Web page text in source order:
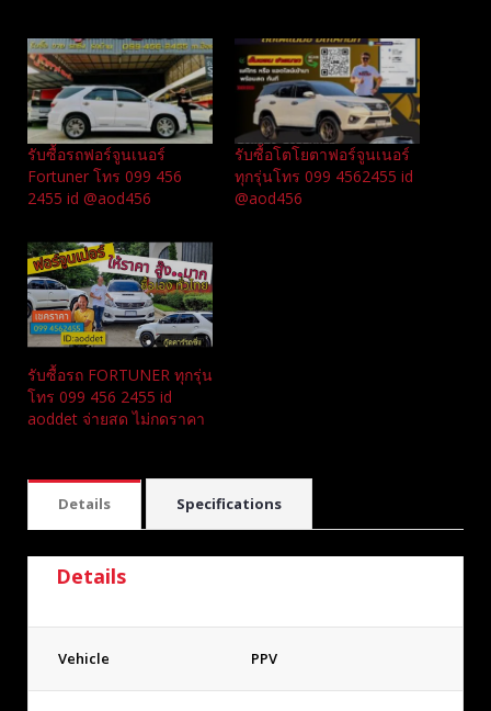
รับซื้อรถฟอร์จูนเนอร์
Fortuner โทร 099 456
2455 id @aod456
รับซื้อโตโยตาฟอร์จูนเนอร์
ทุกรุ่นโทร 099 4562455 id
@aod456
รับซื้อรถ FORTUNER ทุกรุ่น
โทร 099 456 2455 id
aoddet จ่ายสด ไม่กดราคา
Details Specifications
Details
Vehicle PPV